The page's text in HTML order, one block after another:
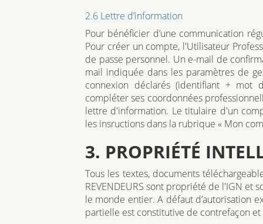
2.6 Lettre d’information
Pour bénéficier d’une communication
Pour créer un compte, l'Utilisateur
de passe personnel. Un e-mail de
mail indiquée dans les paramètres de
connexion déclarés (identifiant + mot
compléter ses coordonnées
lettre d'information. Le titulaire d'un
les insructions dans la rubrique « Mon
3. PROPRIÉTÉ
Tous les textes, documents
REVENDEURS sont propriété de l'IGN
le monde entier. A défaut d’autorisation
partielle est constitutive de contrefaçon